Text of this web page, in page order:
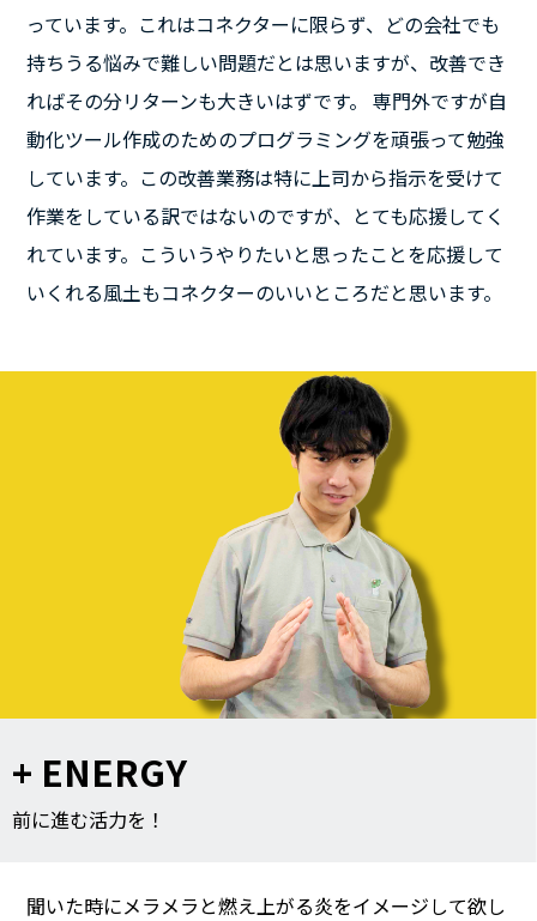
っています。これはコネクターに限らず、どの会社でも
持ちうる悩みで難しい問題だとは思いますが、改善でき
ればその分リターンも大きいはずです。 専門外ですが自
動化ツール作成のためのプログラミングを頑張って勉強
しています。この改善業務は特に上司から指示を受けて
作業をしている訳ではないのですが、とても応援してく
れています。こういうやりたいと思ったことを応援して
いくれる風土もコネクターのいいところだと思います。
+ ENERGY
前に進む活力を！
聞いた時にメラメラと燃え上がる炎をイメージして欲し